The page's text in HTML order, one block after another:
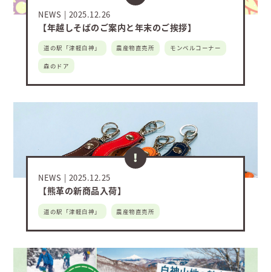
NEWS 2025.12.26
【年越しそばのご案内と年末のご挨拶】
道の駅「津軽白神」 農産物直売所 モンベルコーナー
森のドア
NEWS 2025.12.25
【熊革の新商品入荷】
道の駅「津軽白神」 農産物直売所